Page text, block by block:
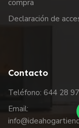
compra
Declaración de
Contacto
Teléfono: 644 28
Email: